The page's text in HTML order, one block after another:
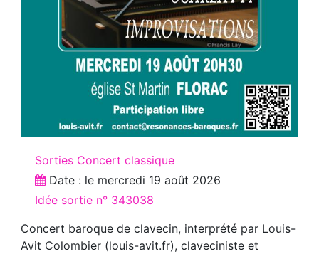
Sorties Concert classique
Date : le mercredi 19 août 2026
Idée sortie n° 343038
Concert baroque de clavecin, interprété par Louis-
Avit Colombier (louis-avit.fr), claveciniste et